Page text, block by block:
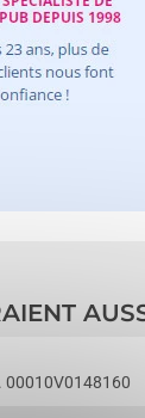
00010V0148160